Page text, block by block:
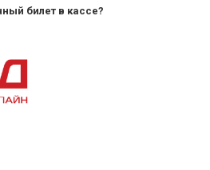
билет в кассе?
номер заказа;
личности пассажира, на